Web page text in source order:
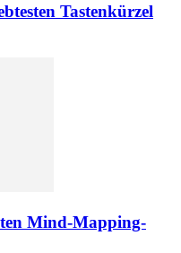
Tastenkürzel
Mind-Mapping-